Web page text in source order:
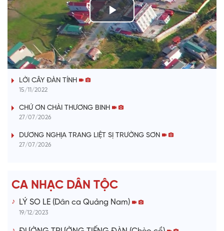
P
l
a
V
i
e
o
TIẾNG TÍNH QUÊ HƯƠNG
LỜI CÂY ĐÀN TÍNH
15/11/2022
CHỨ ƠN CHÀI THƯƠNG BINH
27/07/2026
DƯƠNG NGHỊA TRANG LIỆT SỊ TRƯỜNG SƠN
27/07/2026
CA NHẠC DÂN TỘC
LÝ SO LE (Dân ca Quảng Nam)
19/12/2023